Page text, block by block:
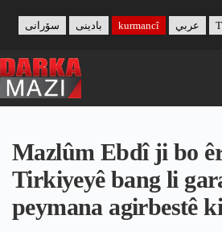
content
بادینی سۆرانی kurmancî عربي
Mazlûm Ebdî ji bo
Tirkiyeyê bang li
peymana agirbestê